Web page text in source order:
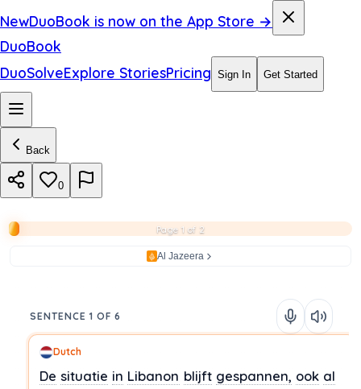
NewDuoBook is now on the App Store →
DuoBook
DuoSolveExplore StoriesPricing Sign In Get Started
Back
0
Page 1 of 2
Al Jazeera
SENTENCE 1 OF 6
Dutch
De situatie in Libanon blijft gespannen, ook al